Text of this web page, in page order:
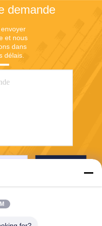
demande
et nous
dans
délais.